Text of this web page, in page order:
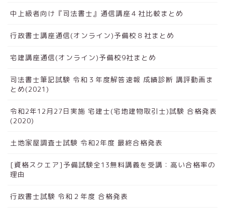
中上級者向け『司法書士』通信講座４社比較まとめ
行政書士講座通信(オンライン)予備校８社まとめ
宅建講座通信(オンライン)予備校9社まとめ
司法書士筆記試験 令和３年度解答速報 成績診断 講評動画ま
とめ(2021)
令和2年12月27日実施 宅建士(宅地建物取引士)試験 合格発表
(2020)
土地家屋調査士試験 令和2年度 最終合格発表
[資格スクエア]予備試験全13無料講義を受講：高い合格率の
理由
行政書士試験 令和２年度 合格発表